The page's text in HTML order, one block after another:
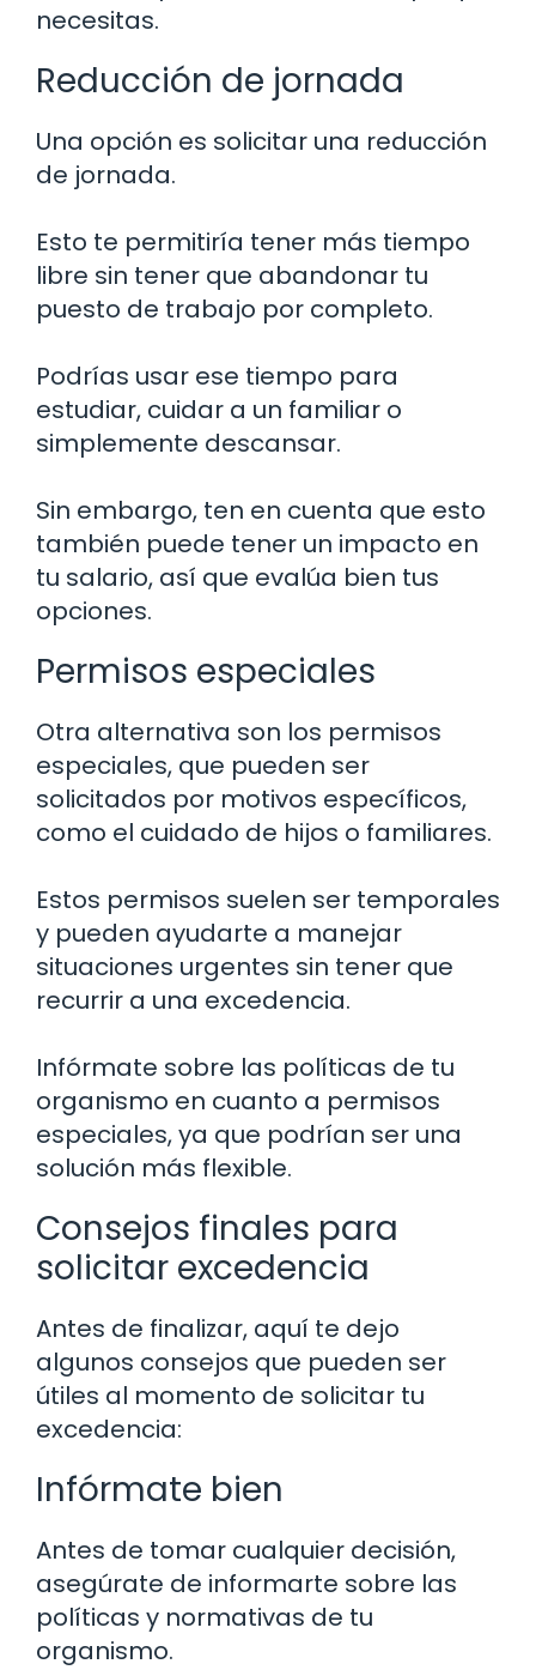
necesitas.
Reducción de jornada
Una opción es solicitar una reducción
de jornada.
Esto te permitiría tener más tiempo
libre sin tener que abandonar tu
puesto de trabajo por completo.
Podrías usar ese tiempo para
estudiar, cuidar a un familiar o
simplemente descansar.
Sin embargo, ten en cuenta que esto
también puede tener un impacto en
tu salario, así que evalúa bien tus
opciones.
Permisos especiales
Otra alternativa son los permisos
especiales, que pueden ser
solicitados por motivos específicos,
como el cuidado de hijos o familiares.
Estos permisos suelen ser temporales
y pueden ayudarte a manejar
situaciones urgentes sin tener que
recurrir a una excedencia.
Infórmate sobre las políticas de tu
organismo en cuanto a permisos
especiales, ya que podrían ser una
solución más flexible.
Consejos finales para
solicitar excedencia
Antes de finalizar, aquí te dejo
algunos consejos que pueden ser
útiles al momento de solicitar tu
excedencia:
Infórmate bien
Antes de tomar cualquier decisión,
asegúrate de informarte sobre las
políticas y normativas de tu
organismo.